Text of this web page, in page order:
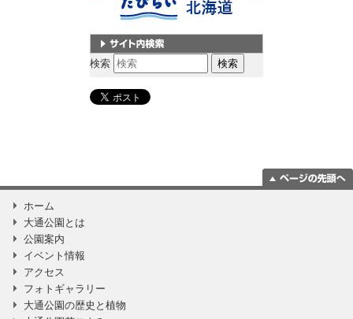
サイト内検索
検索
ホーム
大通公園とは
公園案内
イベント情報
アクセス
フォトギャラリー
大通公園の歴史と植物